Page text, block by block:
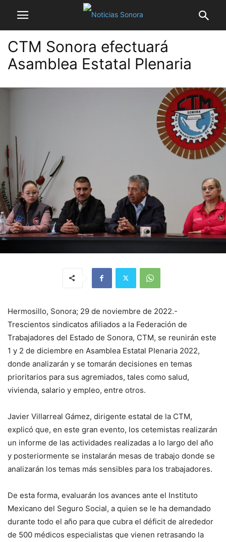
CTM Sonora efectuará
Asamblea Estatal Plenaria
Hermosillo, Sonora; 29 de noviembre de 2022.-
Trescientos sindicatos afiliados a la Federación de
Trabajadores del Estado de Sonora, CTM, se reunirán este
1 y 2 de diciembre en Asamblea Estatal Plenaria 2022,
donde analizarán y se tomarán decisiones en temas
prioritarios para sus agremiados, tales como salud,
vivienda, salario y empleo, entre otros.
Javier Villarreal Gámez, dirigente estatal de la CTM,
explicó que, en este gran evento, los cetemistas realizarán
un informe de las actividades realizadas a lo largo del año
y posteriormente se instalarán mesas de trabajo donde se
analizarán los temas más sensibles para los trabajadores.
De esta forma, evaluarán los avances ante el Instituto
Mexicano del Seguro Social, a quien se le ha demandado
durante todo el año para que cubra el déficit de alrededor
de 500 médicos especialistas que vienen retrasando la